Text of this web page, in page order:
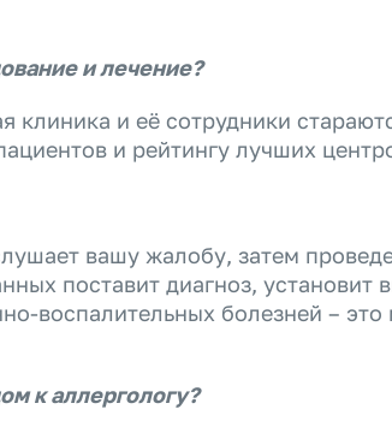
и лечение?
клиника и её сотрудники
и рейтингу лучших
вашу жалобу, затем
поставит диагноз,
воспалительных болезней –
к аллергологу?